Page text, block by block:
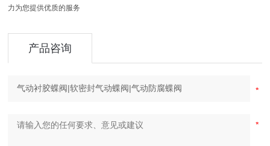
力为您提供优质的服务
产品咨询